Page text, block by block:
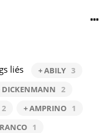
liés + ABILY 3
DICKENMANN 2
2 + AMPRINO 1
1